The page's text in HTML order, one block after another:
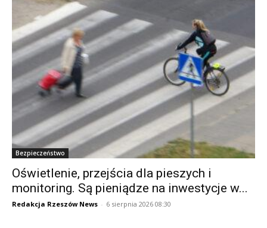
Bezpieczeństwo
Oświetlenie, przejścia dla pieszych i
monitoring. Są pieniądze na inwestycje w...
Redakcja Rzeszów News - 6 sierpnia 2026 08:30